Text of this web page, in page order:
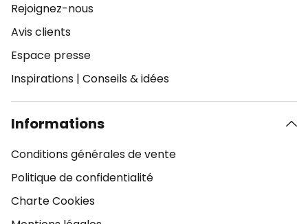
Rejoignez-nous
Avis clients
Espace presse
Inspirations | Conseils & idées
Informations
Conditions générales de vente
Politique de confidentialité
Charte Cookies